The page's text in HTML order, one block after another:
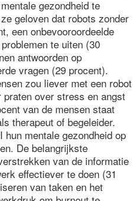
gezondheid te
geloven dat robots zonder
een onbevooroordeelde
te uiten (30
antwoorden op
vragen (29 procent).
zou liever met een robot
praten over stress en angst
van de mensen staat
therapeut of begeleider.
mentale gezondheid op
De belangrijkste
van de informatie
effectiever te doen (31
van taken en het